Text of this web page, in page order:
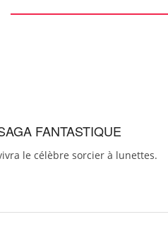
FANTASTIQUE
le célèbre sorcier à lunettes.